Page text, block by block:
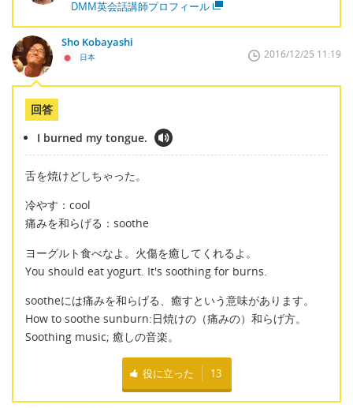
DMM英会話講師プロフィール
Sho Kobayashi
日本 2016/12/25 11:19
回答
I burned my tongue.
舌を焼けどしちゃった。
冷やす：cool
痛みを和らげる：soothe
ヨーグルト食べなよ。火傷を癒してくれるよ。
You should eat yogurt. It's soothing for burns.
sootheには痛みを和らげる、癒すという意味があります。
How to soothe sunburn:日焼けの（痛みの）和らげ方。
Soothing music; 癒しの音楽。
役に立った 13